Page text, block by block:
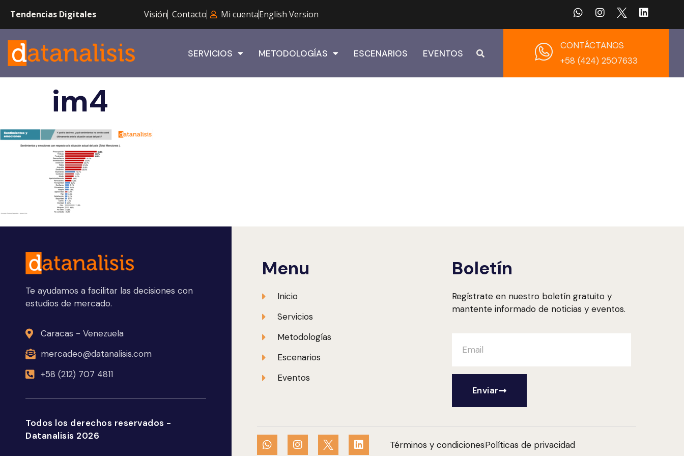
Tendencias Digitales Visión Contacto Mi cuentaEnglish Version
SERVICIOS METODOLOGÍAS ESCENARIOS EVENTOS
CONTÁCTANOS
+58 (424) 2507633
im4
Te ayudamos a facilitar las decisiones con
estudios de mercado.
Caracas - Venezuela
mercadeo@datanalisis.com
+58 (212) 707 4811
Todos los derechos reservados -
Datanalisis 2026
Menu
Inicio
Servicios
Metodologías
Escenarios
Eventos
Boletín
Regístrate en nuestro boletín gratuito y
mantente informado de noticias y eventos.
Enviar
Términos y condicionesPolíticas de privacidad